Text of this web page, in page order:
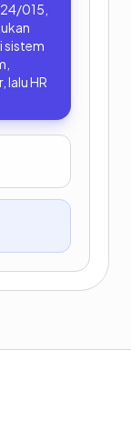
015,
sistem
lalu HR